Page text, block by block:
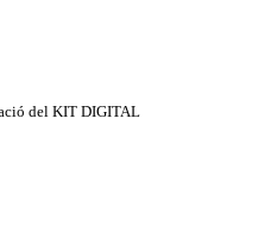
del KIT DIGITAL